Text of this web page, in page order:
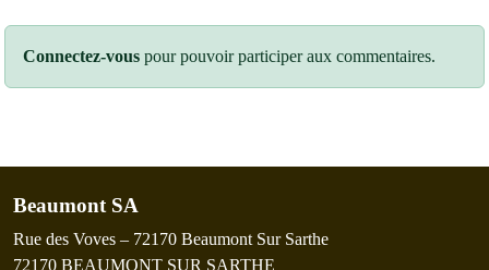
Connectez-vous pour pouvoir participer aux commentaires.
Beaumont SA
Rue des Voves – 72170 Beaumont Sur Sarthe
72170 BEAUMONT SUR SARTHE